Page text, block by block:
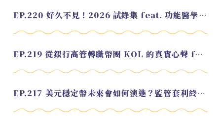
EP.220 好久不見！2026 試錄集 feat. 功能醫學營養師 美寶
EP.219 從銀行高管轉職幣圈 KOL 的真實心聲 feat.龜大
EP.217 美元穩定幣未來會如何演進？監管套利終將收斂？feat. 研究員 余哲安